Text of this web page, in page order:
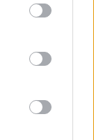
hogy a